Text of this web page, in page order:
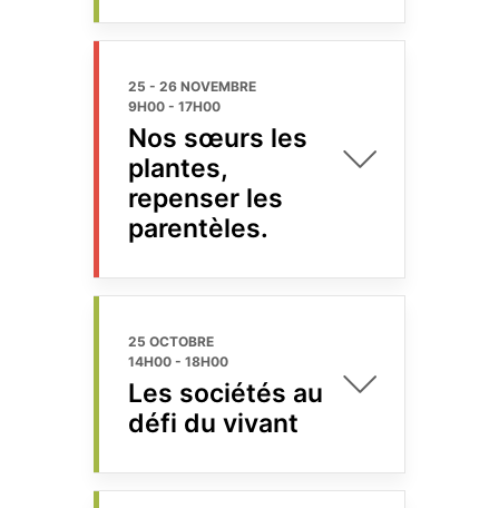
25 - 26 NOVEMBRE
9H00 - 17H00
Nos sœurs les
plantes,
repenser les
parentèles.
25 OCTOBRE
14H00 - 18H00
Les sociétés au
défi du vivant